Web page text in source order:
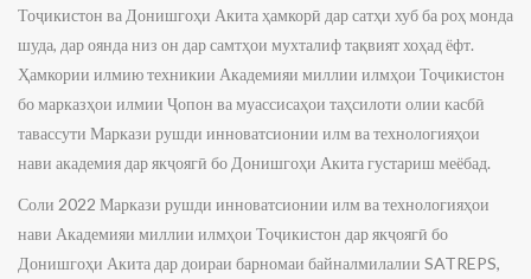
Тоҷикистон ва Донишгоҳи Акита ҳамкорӣ дар сатҳи хуб ба роҳ монда
шуда, дар оянда низ он дар самтҳои мухталиф тақвият хоҳад ёфт.
Ҳамкории илмию техникии Академияи миллии илмҳои Тоҷикистон
бо марказҳои илмии Ҷопон ва муассисаҳои таҳсилоти олии касбӣ
тавассути Маркази рушди инноватсионии илм ва технологияҳои
нави академия дар якҷоягӣ бо Донишгоҳи Акита густариш меёбад.
Соли 2022 Маркази рушди инноватсионии илм ва технологияҳои
нави Академияи миллии илмҳои Тоҷикистон дар якҷоягӣ бо
Донишгоҳи Акита дар доираи барномаи байналмилалии SATREPS,